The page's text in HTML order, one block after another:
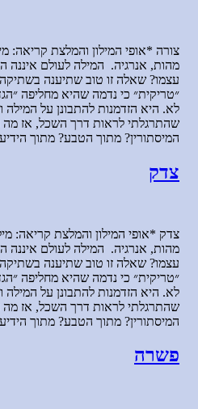
צורה *אופי המילון והמלצת קריאה:
מהות, אנרגיה. המילה לעולם איננה
עצמו? שאלה זו טוב שתיענה
״טריקית״ כי נדמה שהיא מחליפה
לא. היא הזדמנות להתבונן על
שהתרגלתי לראות דרך השכל, אז
המיסתורין? מתוך הטבע? מתוך
צדק
צדק *אופי המילון והמלצת קריאה:
מהות, אנרגיה. המילה לעולם איננה
עצמו? שאלה זו טוב שתיענה
״טריקית״ כי נדמה שהיא מחליפה
לא. היא הזדמנות להתבונן על
שהתרגלתי לראות דרך השכל, אז
המיסתורין? מתוך הטבע? מתוך
פשרה